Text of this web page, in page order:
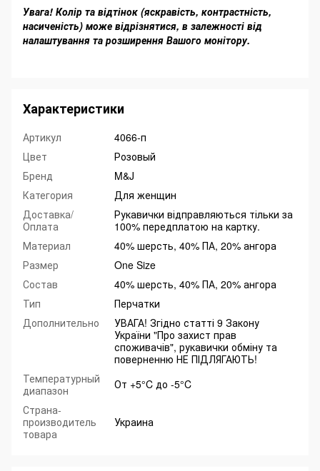
Увага! Колір та відтінок (яскравість, контрастність,
насиченість) може відрізнятися, в залежності від
налаштування та розширення Вашого монітору.
Характеристики
Артикул
4066-п
Цвет
Розовый
Бренд
M&J
Категория
Для женщин
Доставка/
Оплата
Рукавички відправляються тільки за
100% передплатою на картку.
Материал
40% шерсть, 40% ПА, 20% ангора
Размер
One Size
Состав
40% шерсть, 40% ПА, 20% ангора
Тип
Перчатки
Дополнительно
УВАГА! Згідно статті 9 Закону
України "Про захист прав
споживачів", рукавички обміну та
поверненню НЕ ПІДЛЯГАЮТЬ!
Температурный
диапазон
От +5°C до -5°C
Страна-
производитель
товара
Украина